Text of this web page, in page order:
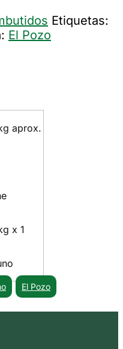
Etiquetas:
El Pozo
aprox.
x 1
El Pozo